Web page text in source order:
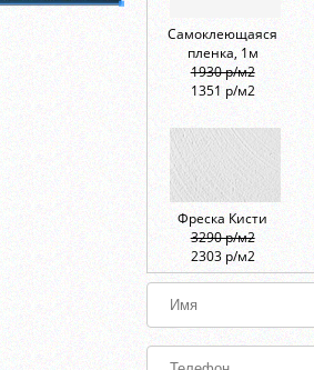
Самоклеющаяся
пленка, 1м
1930 р/м2
1351 р/м2
Фреска Кисти
3290 р/м2
2303 р/м2